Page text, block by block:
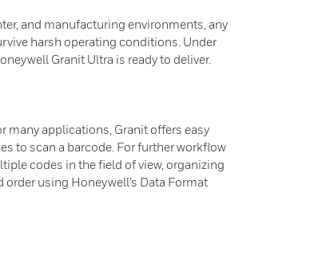
and manufacturing environments, any
harsh operating conditions. Under
Granit Ultra is ready to deliver.
many applications, Granit offers easy
to scan a barcode. For further workflow
codes in the field of view, organizing
using Honeywell’s Data Format